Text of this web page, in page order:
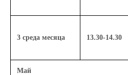
3 среда месяца 13.30-14.30
Май